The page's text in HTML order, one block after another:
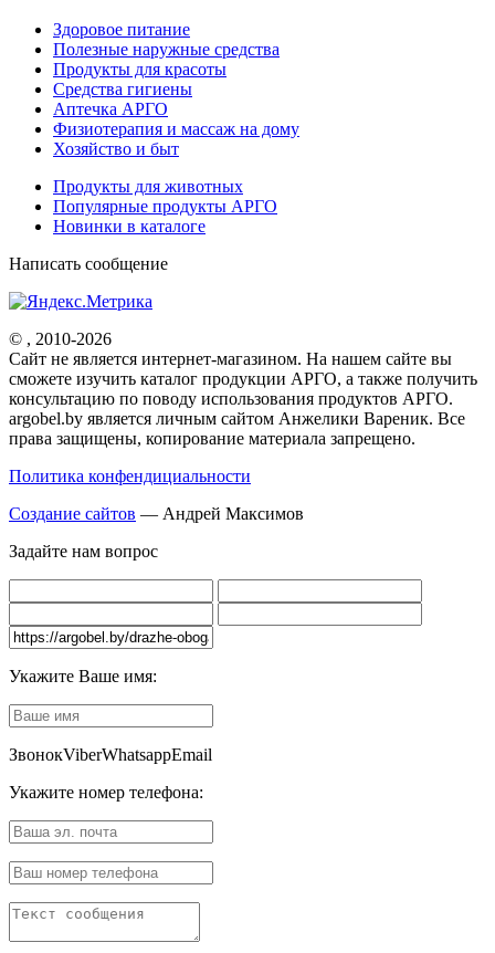
Здоровое питание
Полезные наружные средства
Продукты для красоты
Средства гигиены
Аптечка АРГО
Физиотерапия и массаж на дому
Хозяйство и быт
Продукты для животных
Популярные продукты АРГО
Новинки в каталоге
Написать сообщение
© , 2010-2026
Cайт не является интернет-магазином. На нашем сайте вы
сможете изучить каталог продукции АРГО, а также получить
консультацию по поводу использования продуктов АРГО.
argobel.by является личным сайтом Анжелики Вареник. Все
права защищены, копирование материала запрещено.
Политика конфендициальности
Создание сайтов — Андрей Максимов
Задайте нам вопрос
Укажите Ваше имя:
ЗвонокViberWhatsappEmail
Укажите номер телефона: